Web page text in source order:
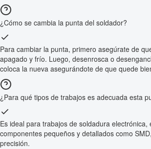
¿Cómo se cambia la punta del soldador?
Para cambiar la punta, primero asegúrate de
apagado y frío. Luego, desenrosca o
coloca la nueva asegurándote de que quede
¿Para qué tipos de trabajos es adecuada esta
Es ideal para trabajos de soldadura electrónica,
componentes pequeños y detallados como
precisión.